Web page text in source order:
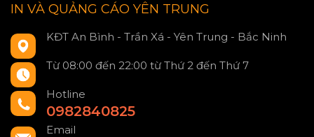
IN VÀ QUẢNG CÁO YÊN TRUNG
KĐT An Bình - Trần Xá - Yên Trung - Bắc Ninh
Từ 08:00 đến 22:00 từ Thứ 2 đến Thứ 7
Hotline
0982840825
Email